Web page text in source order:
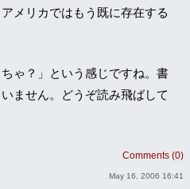
メリカではもう既に存在する
ゃ？」という感じですね。書
ません。どうぞ読み飛ばして
Comments (0)
May 16, 2006 16:41